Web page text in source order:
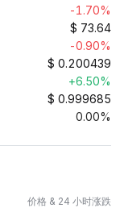
-1.70%
$ 73.64
-0.90%
$ 0.200439
+6.50%
$ 0.999685
0.00%
价格 & 24 小时涨跌